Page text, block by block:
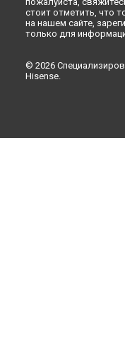
стоит отметить, что
на нашем сайте,
только для
© 2026
Hisense.